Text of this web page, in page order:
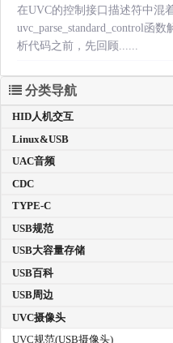
在UVC的控制接口描述符中混
uvc_parse_standard_control函
析代码之前，先回顾......
分类导航
HID人机交互
Linux&USB
UAC音频
CDC
TYPE-C
USB规范
USB大容量存储
USB百科
USB周边
UVC摄像头
UVC规范(USB摄像头)